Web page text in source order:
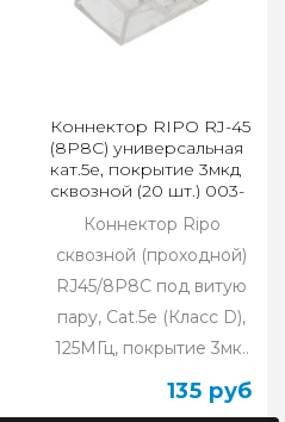
Коннектор RIPO RJ-45
(8P8C) универсальная
кат.5e, покрытие 3мкд
сквозной (20 шт.) 003-
Коннектор Ripo
сквозной (проходной)
RJ45/8P8C под витую
пару, Cat.5e (Класс D),
125МГц, покрытие 3мк..
135 руб